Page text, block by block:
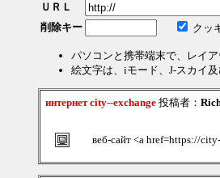
ＵＲＬ
削除キー
クッ
パソコンと携帯端末で、レイ
絵文字は、iモード、J-スカイ及
интернет city--exchange 投稿者：
веб-сайт <a href=https://